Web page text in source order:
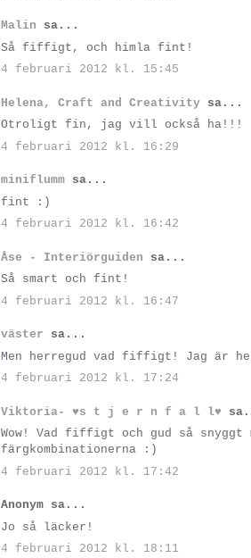
Malin sa...
Så fiffigt, och himla fint!
4 februari 2012 kl. 15:45
Helena, Craft and Creativity sa...
Otroligt fin, jag vill också ha!!!
4 februari 2012 kl. 16:29
miniflumm sa...
fint :)
4 februari 2012 kl. 16:42
Åse - Interiörguiden sa...
Så smart och fint!
4 februari 2012 kl. 16:47
väster sa...
Men herregud vad fiffigt! Jag är
4 februari 2012 kl. 17:24
Viktoria- ♥s t j e r n f a l l♥
Wow! Vad fiffigt och gud så snyggt
färgkombinationerna :)
4 februari 2012 kl. 17:42
Anonym sa...
Jo så läcker!
4 februari 2012 kl. 18:11